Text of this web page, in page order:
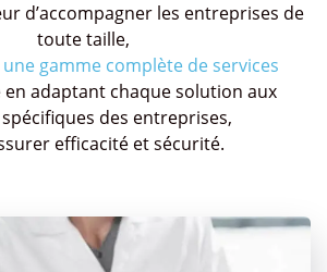
d’accompagner les entreprises de
toute taille,
une gamme complète de services
en adaptant chaque solution aux
des entreprises,
efficacité et sécurité.